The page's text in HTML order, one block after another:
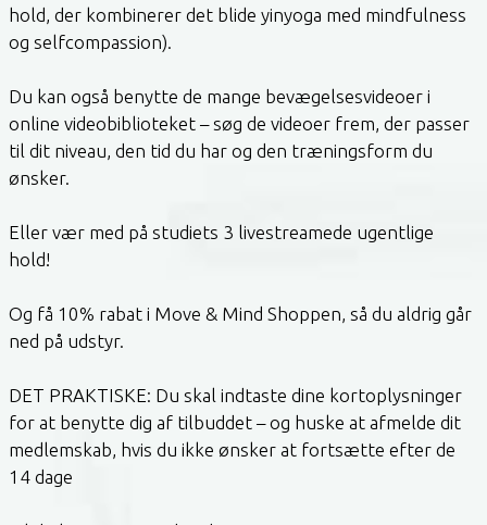
hold, der kombinerer det blide yinyoga med mindfulness
og selfcompassion).
Du kan også benytte de mange bevægelsesvideoer i
online videobiblioteket – søg de videoer frem, der passer
til dit niveau, den tid du har og den træningsform du
ønsker.
Eller vær med på studiets 3 livestreamede ugentlige
hold!
Og få 10% rabat i Move & Mind Shoppen, så du aldrig går
ned på udstyr.
DET PRAKTISKE: Du skal indtaste dine kortoplysninger
for at benytte dig af tilbuddet – og huske at afmelde dit
medlemskab, hvis du ikke ønsker at fortsætte efter de
14 dage